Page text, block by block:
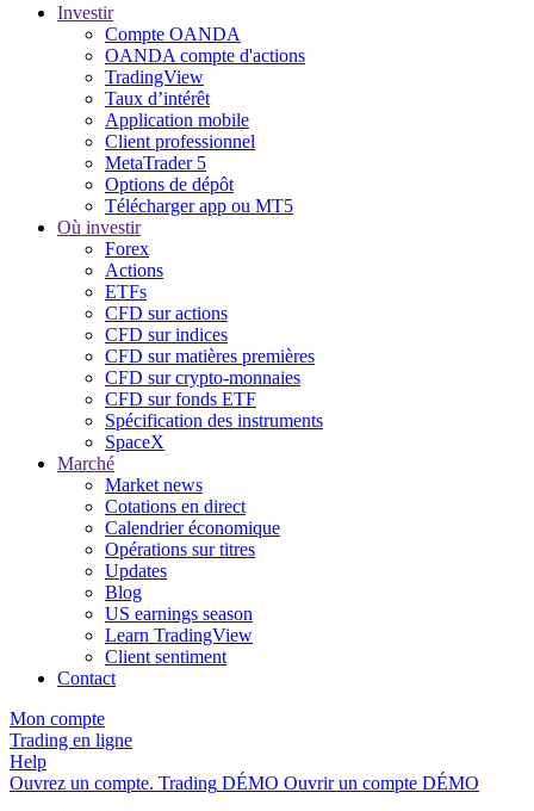
Investir
Compte OANDA
OANDA compte d'actions
TradingView
Taux d’intérêt
Application mobile
Client professionnel
MetaTrader 5
Options de dépôt
Télécharger app ou MT5
Où investir
Forex
Actions
ETFs
CFD sur actions
CFD sur indices
CFD sur matières premières
CFD sur crypto-monnaies
CFD sur fonds ETF
Spécification des instruments
SpaceX
Marché
Market news
Cotations en direct
Calendrier économique
Opérations sur titres
Updates
Blog
US earnings season
Learn TradingView
Client sentiment
Contact
Mon compte
Trading en ligne
Help
Ouvrez un compte. Trading DÉMO Ouvrir un compte DÉMO